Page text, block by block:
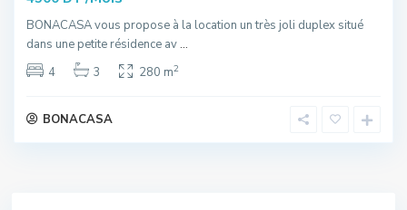
BONACASA vous propose à la location un très joli duplex situé
dans une petite résidence av...
4
3 280 m2
BONACASA